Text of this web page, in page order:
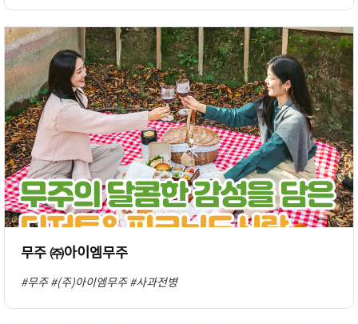
무주 ㈜아이엠무주
#무주 #(주)아이엠무주 #사과전병